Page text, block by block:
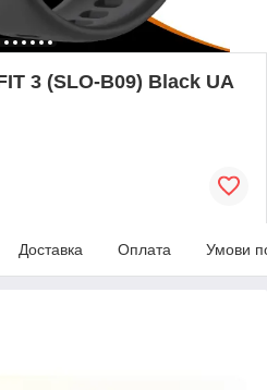
3 (SLO-B09) Black UA
Доставка Оплата Умови